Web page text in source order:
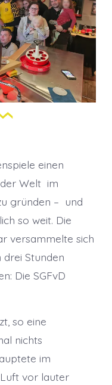
einen
Welt im
gründen – und
so weit. Die
versammelte sich
Stunden
Die SGFvD
so eine
nichts
im
vor lauter